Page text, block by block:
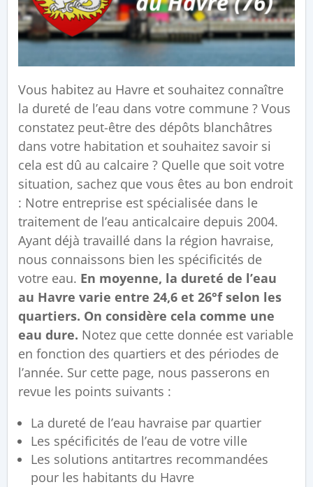
Vous habitez au Havre et souhaitez connaître
la dureté de l’eau dans votre commune ? Vous
constatez peut-être des dépôts blanchâtres
dans votre habitation et souhaitez savoir si
cela est dû au calcaire ? Quelle que soit votre
situation, sachez que vous êtes au bon endroit
: Notre entreprise est spécialisée dans le
traitement de l’eau anticalcaire depuis 2004.
Ayant déjà travaillé dans la région havraise,
nous connaissons bien les spécificités de
votre eau. En moyenne, la dureté de l’eau
au Havre varie entre 24,6 et 26°f selon les
quartiers. On considère cela comme une
eau dure. Notez que cette donnée est variable
en fonction des quartiers et des périodes de
l’année. Sur cette page, nous passerons en
revue les points suivants :
La dureté de l’eau havraise par quartier
Les spécificités de l’eau de votre ville
Les solutions antitartres recommandées
pour les habitants du Havre